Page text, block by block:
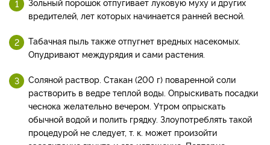
вредителей, лет которых начинается ранней весной.
Табачная пыль также отпугнет вредных насекомых.
Опудривают междурядия и сами растения.
Соляной раствор. Стакан (200 г) поваренной соли
растворить в ведре теплой воды. Опрыскивать посадки
чеснока желательно вечером. Утром опрыскать
обычной водой и полить грядку. Злоупотреблять такой
процедурой не следует, т. к. может произойти